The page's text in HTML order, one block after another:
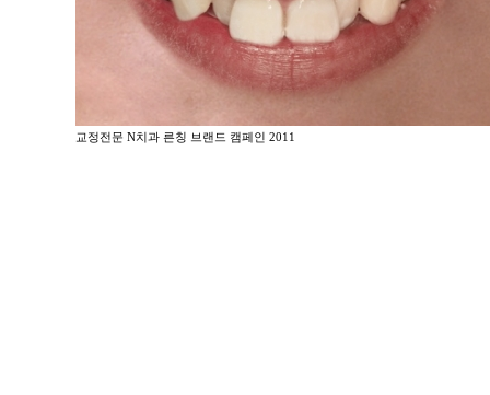
교정전문 N치과 른칭 브랜드 캠페인 2011